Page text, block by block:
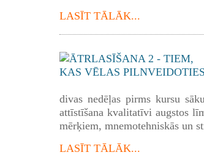
LASĪT TĀLĀK...
divas nedēļas pirms kursu
attīstīšana kvalitatīvi augstos
mērķiem, mnemotehniskās un
LASĪT TĀLĀK...